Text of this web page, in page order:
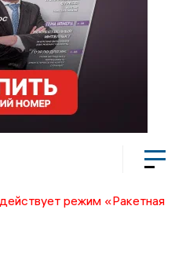
режим «Ракетная